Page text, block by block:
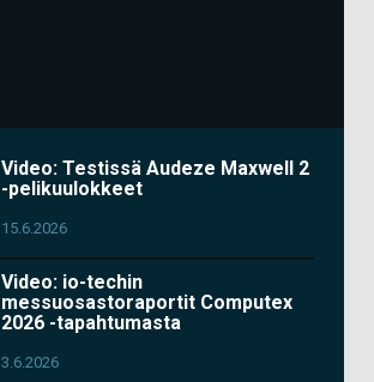
Video: Testissä Audeze Maxwell 2
-pelikuulokkeet
15.6.2026
Video: io-techin
messuosastoraportit Computex
2026 -tapahtumasta
3.6.2026